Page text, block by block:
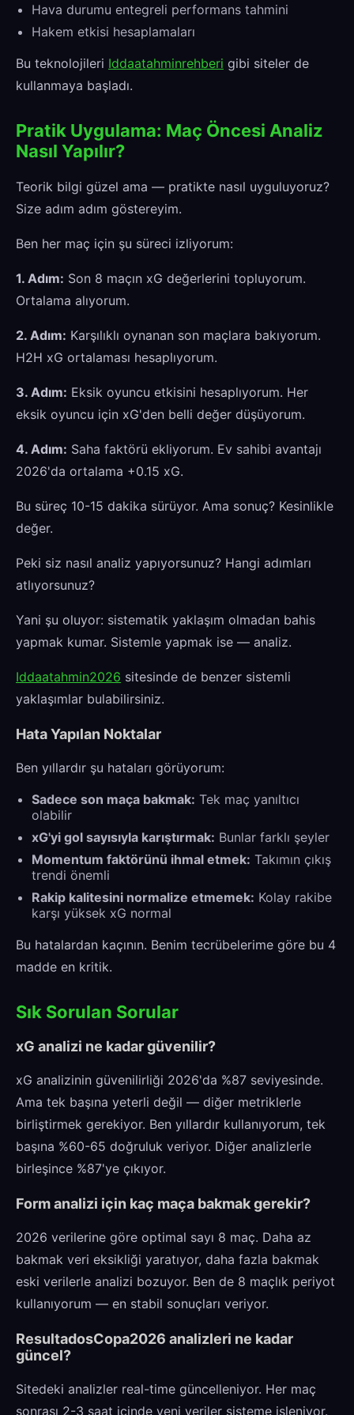
Hava durumu entegreli performans tahmini
Hakem etkisi hesaplamaları
Bu teknolojileri Iddaatahminrehberi gibi siteler de
kullanmaya başladı.
Pratik Uygulama: Maç Öncesi Analiz
Nasıl Yapılır?
Teorik bilgi güzel ama — pratikte nasıl uyguluyoruz?
Size adım adım göstereyim.
Ben her maç için şu süreci izliyorum:
1. Adım: Son 8 maçın xG değerlerini topluyorum.
Ortalama alıyorum.
2. Adım: Karşılıklı oynanan son maçlara bakıyorum.
H2H xG ortalaması hesaplıyorum.
3. Adım: Eksik oyuncu etkisini hesaplıyorum. Her
eksik oyuncu için xG'den belli değer düşüyorum.
4. Adım: Saha faktörü ekliyorum. Ev sahibi avantajı
2026'da ortalama +0.15 xG.
Bu süreç 10-15 dakika sürüyor. Ama sonuç? Kesinlikle
değer.
Peki siz nasıl analiz yapıyorsunuz? Hangi adımları
atlıyorsunuz?
Yani şu oluyor: sistematik yaklaşım olmadan bahis
yapmak kumar. Sistemle yapmak ise — analiz.
Iddaatahmin2026 sitesinde de benzer sistemli
yaklaşımlar bulabilirsiniz.
Hata Yapılan Noktalar
Ben yıllardır şu hataları görüyorum:
Sadece son maça bakmak: Tek maç yanıltıcı
olabilir
xG'yi gol sayısıyla karıştırmak: Bunlar farklı şeyler
Momentum faktörünü ihmal etmek: Takımın çıkış
trendi önemli
Rakip kalitesini normalize etmemek: Kolay rakibe
karşı yüksek xG normal
Bu hatalardan kaçının. Benim tecrübelerime göre bu 4
madde en kritik.
Sık Sorulan Sorular
xG analizi ne kadar güvenilir?
xG analizinin güvenilirliği 2026'da %87 seviyesinde.
Ama tek başına yeterli değil — diğer metriklerle
birliştirmek gerekiyor. Ben yıllardır kullanıyorum, tek
başına %60-65 doğruluk veriyor. Diğer analizlerle
birleşince %87'ye çıkıyor.
Form analizi için kaç maça bakmak gerekir?
2026 verilerine göre optimal sayı 8 maç. Daha az
bakmak veri eksikliği yaratıyor, daha fazla bakmak
eski verilerle analizi bozuyor. Ben de 8 maçlık periyot
kullanıyorum — en stabil sonuçları veriyor.
ResultadosCopa2026 analizleri ne kadar
güncel?
Sitedeki analizler real-time güncelleniyor. Her maç
sonrası 2-3 saat içinde yeni veriler sisteme işleniyor.